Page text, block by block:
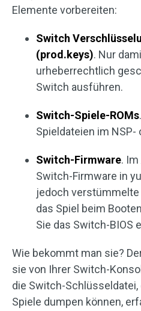
Elemente vorbereiten:
Switch
(prod.keys). Nur
urheberrechtlich
Switch ausführen.
Switch-Spiele-ROMs
Spieldateien im NSP-
Switch-Firmware.
Switch-Firmware in
jedoch
das Spiel beim
Sie das Switch-BIOS
Wie bekommt man sie?
sie von Ihrer Switch-
die Switch-Schlüsseldatei,
Spiele dumpen können,